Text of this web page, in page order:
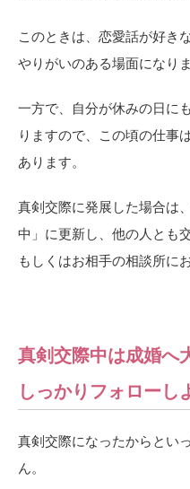
このときは、恋愛話が好き
やりがいのある場面になり
一方で、自分が休みの日に
りますので、この頃の仕事
あります。
真剣交際に発展した場合は
中」に更新し、他の人とも
もしくはお相手の相談所に
真剣交際中は成婚へ
しっかりフォローし
真剣交際になったからとい
ん。